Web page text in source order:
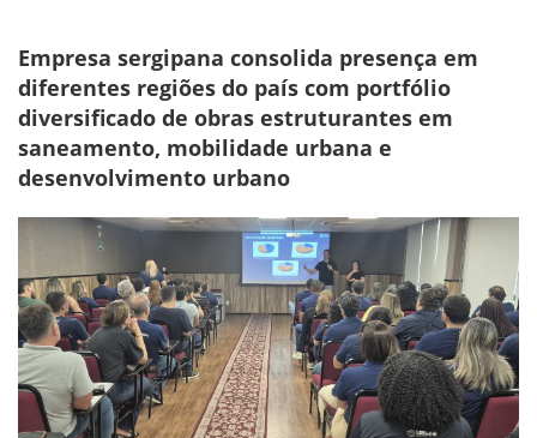
Empresa sergipana consolida presença em
diferentes regiões do país com portfólio
diversificado de obras estruturantes em
saneamento, mobilidade urbana e
desenvolvimento urbano